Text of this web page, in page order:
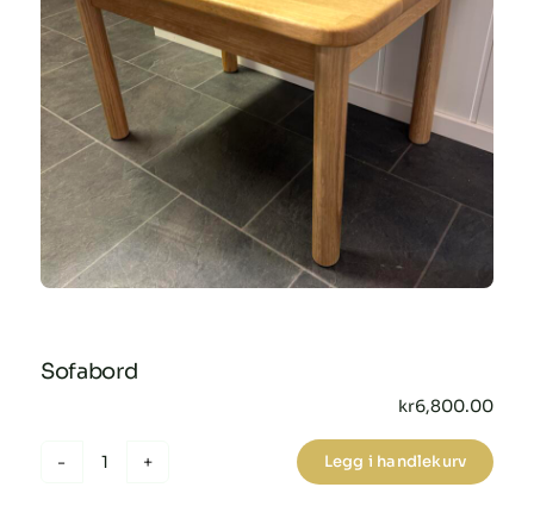
Sofabord
kr6,800.00
Sofabord
Legg i handlekurv